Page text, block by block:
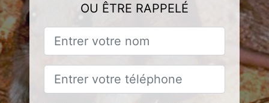
OU ÊTRE RAPPELÉ